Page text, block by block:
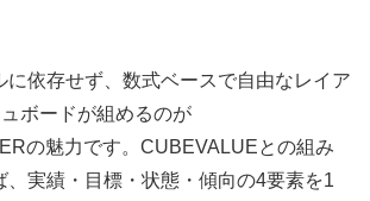
に依存せず、数式ベースで自由なレイア
ボードが組めるのが
の魅力です。CUBEVALUEとの組み
、実績・目標・状態・傾向の4要素を1